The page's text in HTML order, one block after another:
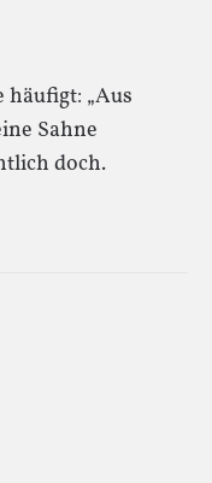
„Aus
Sahne
doch.